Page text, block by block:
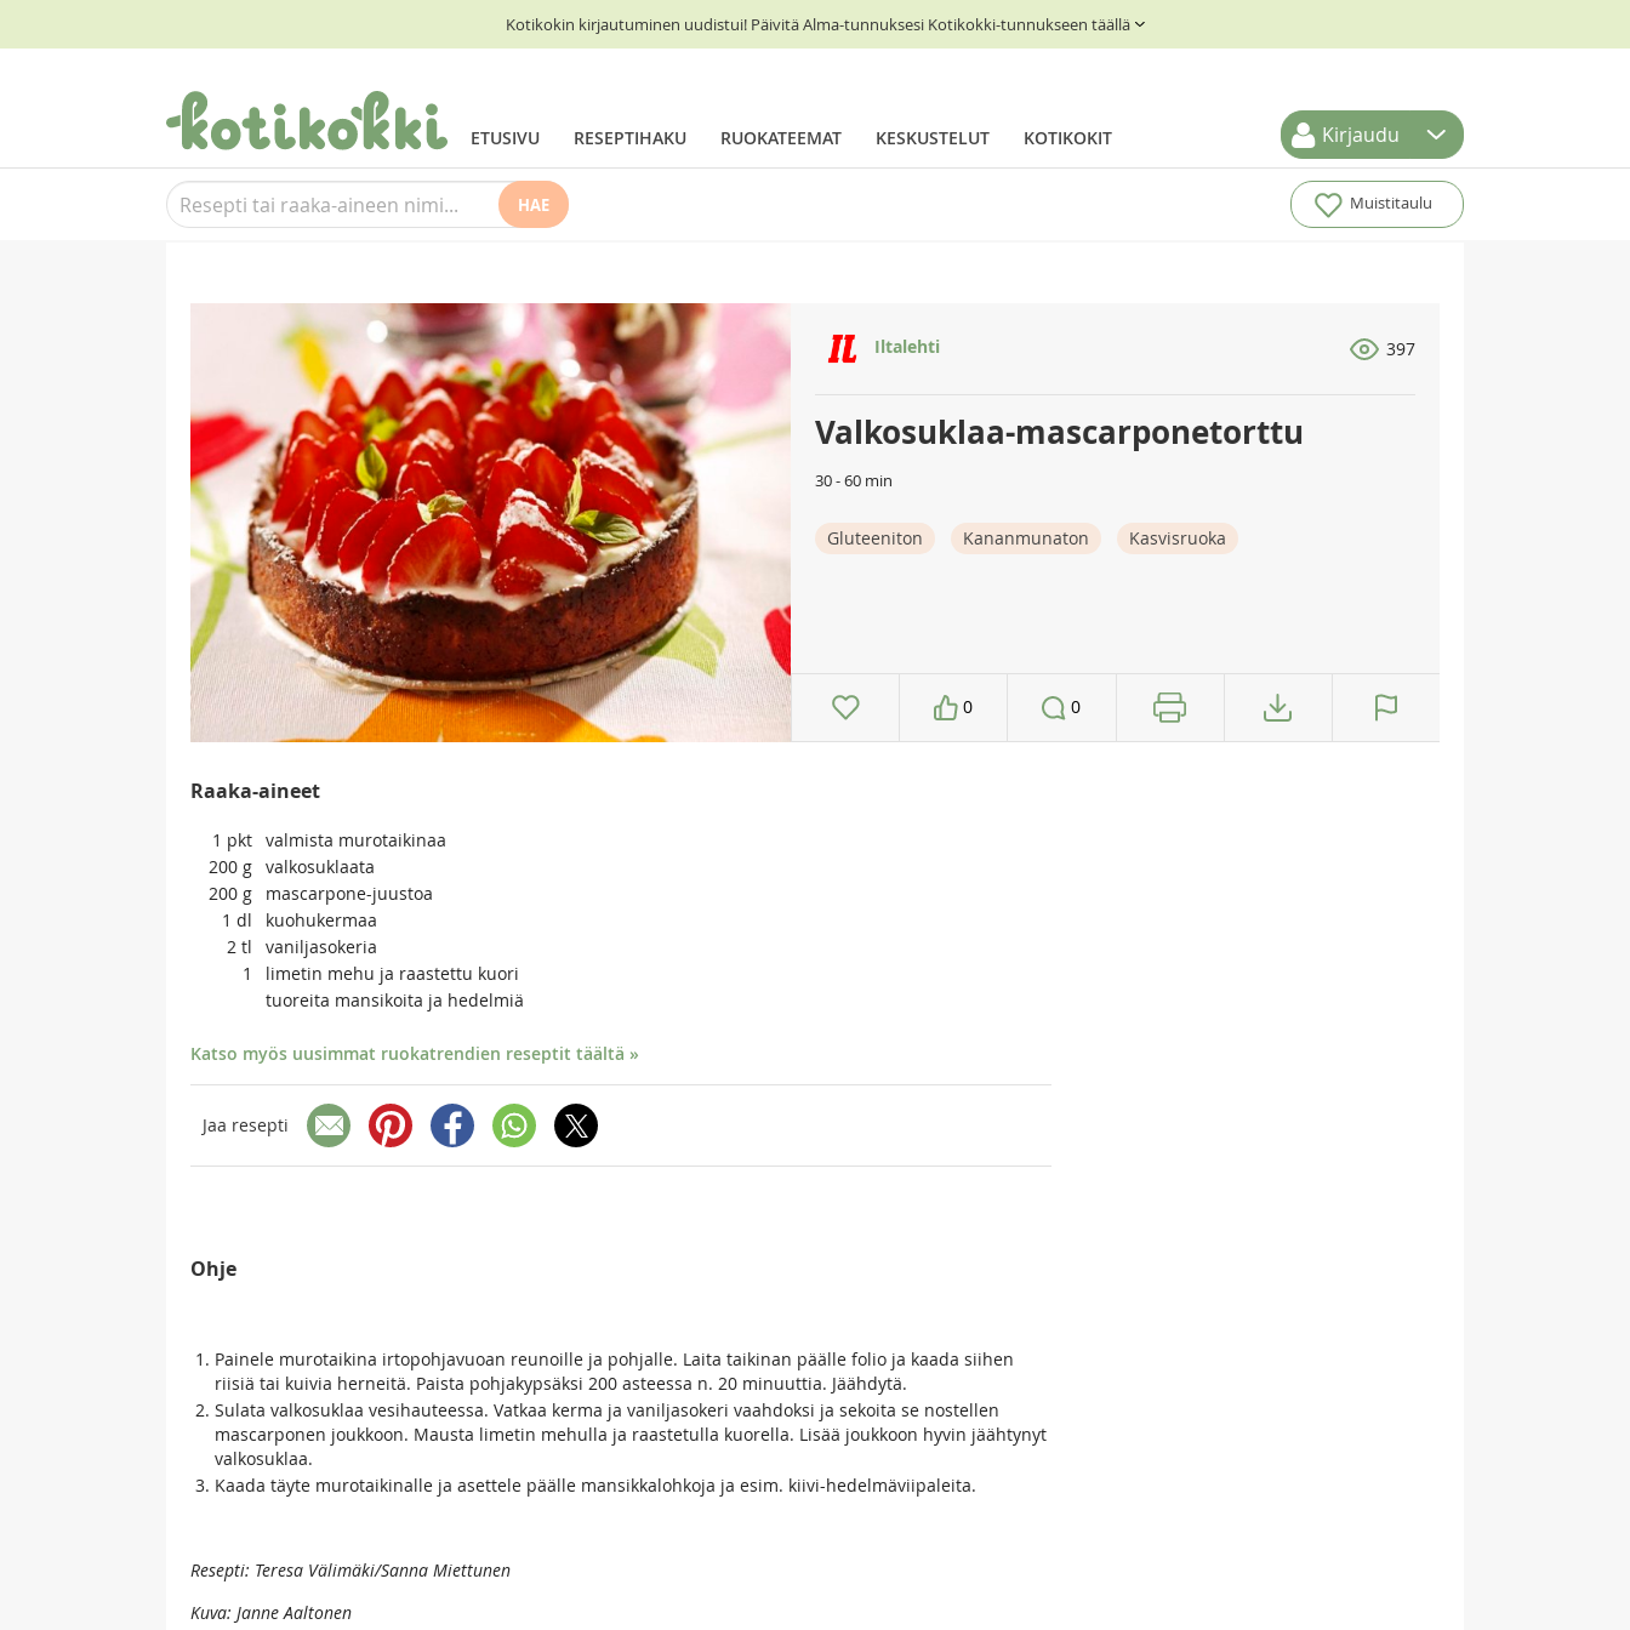
Kotikokin kirjautuminen uudistui! Päivitä Alma-tunnuksesi Kotikokki-tunnukseen täällä
ETUSIVU RESEPTIHAKU RUOKATEEMAT KESKUSTELUT KOTIKOKIT Kirjaudu
HAE Muistitaulu
Iltalehti 397
Valkosuklaa-mascarponetorttu
30 - 60 min
Gluteeniton Kananmunaton Kasvisruoka
0 0
Raaka-aineet
1 pkt valmista murotaikinaa
200 g valkosuklaata
200 g
mascarpone-juustoa
1 dl
kuohukermaa
2 tl
vaniljasokeria
1
limetin mehu ja raastettu kuori
tuoreita mansikoita ja hedelmiä
Katso myös uusimmat ruokatrendien reseptit täältä »
Jaa resepti
Ohje
Painele murotaikina irtopohjavuoan reunoille ja pohjalle. Laita taikinan päälle folio ja kaada siihen
riisiä tai kuivia herneitä. Paista pohjakypsäksi 200 asteessa n. 20 minuuttia. Jäähdytä.
Sulata valkosuklaa vesihauteessa. Vatkaa kerma ja vaniljasokeri vaahdoksi ja sekoita se nostellen
mascarponen joukkoon. Mausta limetin mehulla ja raastetulla kuorella. Lisää joukkoon hyvin jäähtynyt
valkosuklaa.
Kaada täyte murotaikinalle ja asettele päälle mansikkalohkoja ja esim. kiivi-hedelmäviipaleita.
Resepti: Teresa Välimäki/Sanna Miettunen
Kuva: Janne Aaltonen